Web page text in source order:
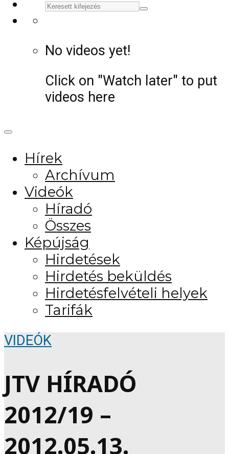
No videos yet!
Click on "Watch later" to put
videos here
Hírek
Archívum
Videók
Híradó
Összes
Képújság
Hirdetések
Hirdetés beküldés
Hirdetésfelvételi helyek
Tarifák
VIDEÓK
JTV HÍRADÓ
2012/19 –
2012.05.13.